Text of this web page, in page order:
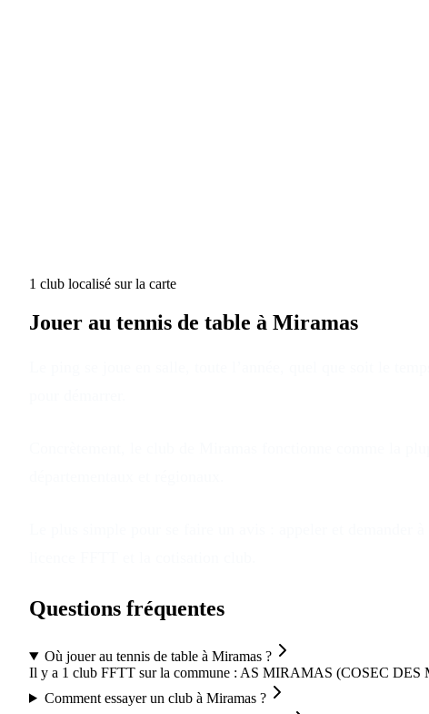
1 club localisé sur la carte
Jouer au tennis de table à Miramas
Questions fréquentes
Où jouer au tennis de table à Miramas ?
Il y a 1 club FFTT sur la commune : AS MIRAMAS (COSEC
Comment essayer un club à Miramas ?